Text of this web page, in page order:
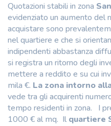
Quotazioni stabili in zona
evidenziato un aumento del
acquistare sono
nel quartiere e che si
indipendenti abbastanza
si registra un ritorno degli
mettere a reddito e su cui
mila €. La zona intorno
vede tra gli acquirenti
tempo residenti in zona. I
1000 € al mq. Il quartiere